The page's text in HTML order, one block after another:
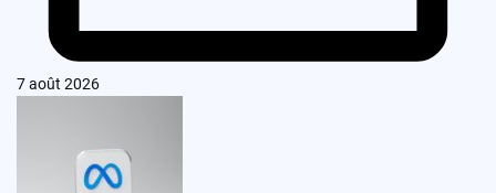
7 août 2026